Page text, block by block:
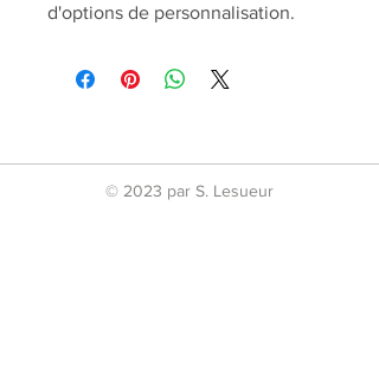
d'options de personnalisation.
© 2023 par S. Lesueur